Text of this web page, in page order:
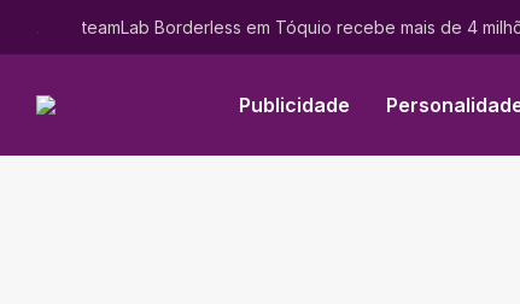
.
Publicidade